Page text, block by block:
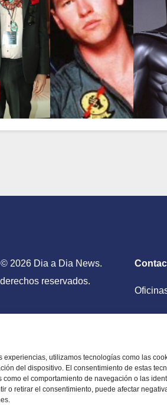
experiencias, utilizamos tecnologías como las
del dispositivo. El consentimiento de estas
como el comportamiento de navegación o las
o retirar el consentimiento, puede afectar
2026 Dia a Dia News.
reservados.
en El Salvador, Centroamérica y